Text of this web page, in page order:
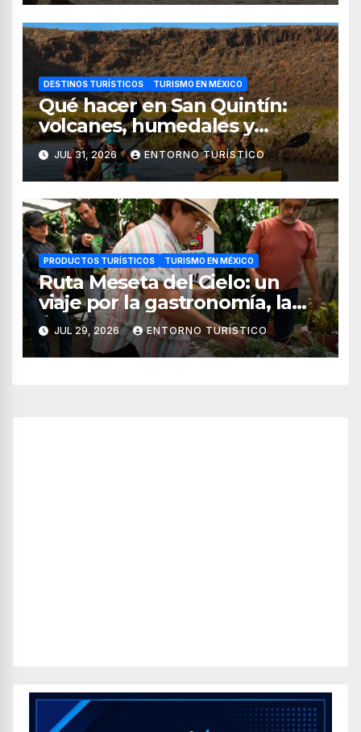
DESTINOS TURÍSTICOS TURISMO EN MÉXICO
Qué hacer en San Quintín:
volcanes, humedales y
sabores del mar
JUL 31, 2026 ENTORNO TURÍSTICO
PRODUCTOS TURÍSTICOS TURISMO EN MÉXICO
Ruta Meseta del Cielo: un
viaje por la gastronomía, la
cultura y los paisajes de
Nayarit
JUL 29, 2026 ENTORNO TURÍSTICO